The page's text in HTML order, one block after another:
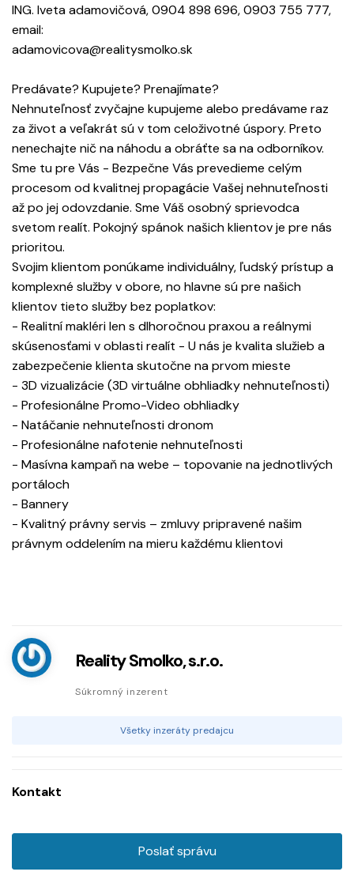
ING. Iveta adamovičová, 0904 898 696, 0903 755 777,
email:
adamovicova@realitysmolko.sk
Predávate? Kupujete? Prenajímate?
Nehnuteľnosť zvyčajne kupujeme alebo predávame raz
za život a veľakrát sú v tom celoživotné úspory. Preto
nenechajte nič na náhodu a obráťte sa na odborníkov.
Sme tu pre Vás - Bezpečne Vás prevedieme celým
procesom od kvalitnej propagácie Vašej nehnuteľnosti
až po jej odovzdanie. Sme Váš osobný sprievodca
svetom realít. Pokojný spánok našich klientov je pre nás
prioritou.
Svojim klientom ponúkame individuálny, ľudský prístup a
komplexné služby v obore, no hlavne sú pre našich
klientov tieto služby bez poplatkov:
- Realitní makléri len s dlhoročnou praxou a reálnymi
skúsenosťami v oblasti realít - U nás je kvalita služieb a
zabezpečenie klienta skutočne na prvom mieste
- 3D vizualizácie (3D virtuálne obhliadky nehnuteľnosti)
- Profesionálne Promo-Video obhliadky
- Natáčanie nehnuteľnosti dronom
- Profesionálne nafotenie nehnuteľnosti
- Masívna kampaň na webe – topovanie na jednotlivých
portáloch
- Bannery
- Kvalitný právny servis – zmluvy pripravené našim
právnym oddelením na mieru každému klientovi
Reality Smolko, s.r.o.
Súkromný inzerent
Všetky inzeráty predajcu
Kontakt
Poslať správu